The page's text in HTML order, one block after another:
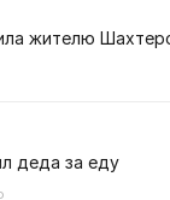
жителю
деда за еду